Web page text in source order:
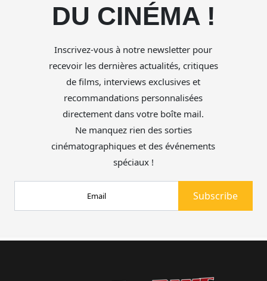
DU CINÉMA !
Inscrivez-vous à notre newsletter pour
recevoir les dernières actualités, critiques
de films, interviews exclusives et
recommandations personnalisées
directement dans votre boîte mail.
Ne manquez rien des sorties
cinématographiques et des événements
spéciaux !